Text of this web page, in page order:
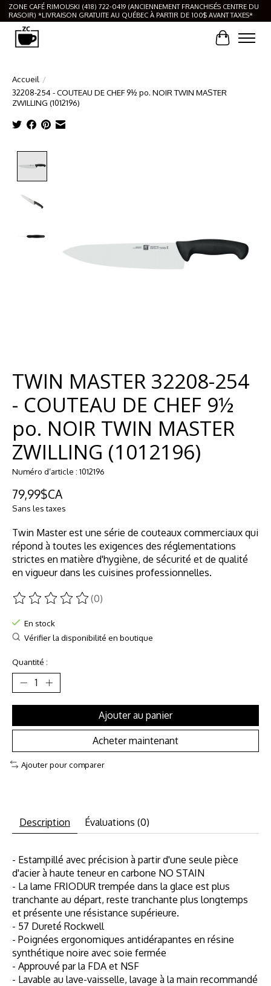
ZONE CAFÉ RIMOUSKI (418) 722-0419 (ANCIENNEMENT FRANCHISÉS CENTRE DU
RASOIR) *LIVRAISON GRATUITE AU QUÉBEC À PARTIR DE 100$ AVANT TAXES*
Panier
Accueil /
32208-254 - COUTEAU DE CHEF 9½ po. NOIR TWIN MASTER
ZWILLING (1012196)
TWIN MASTER 32208-254
- COUTEAU DE CHEF 9½
po. NOIR TWIN MASTER
ZWILLING (1012196)
Numéro d’article : 1012196
79,99$CA
Sans les taxes
Twin Master est une série de couteaux commerciaux qui
répond à toutes les exigences des réglementations
strictes en matière d'hygiène, de sécurité et de qualité
en vigueur dans les cuisines professionnelles.
Ce produit est évalué à
(0)
En stock
Vérifier la disponibilité en boutique
Quantité :
Ajouter au panier
Acheter maintenant
Ajouter pour comparer
Description Évaluations (0)
- Estampillé avec précision à partir d'une seule pièce
d'acier à haute teneur en carbone NO STAIN
- La lame FRIODUR trempée dans la glace est plus
tranchante au départ, reste tranchante plus longtemps
et présente une résistance supérieure.
- 57 Dureté Rockwell
- Poignées ergonomiques antidérapantes en résine
synthétique noire avec soie fermée
- Approuvé par la FDA et NSF
- Lavable au lave-vaisselle, lavage à la main recommandé